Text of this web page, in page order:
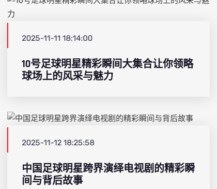
2025-11-11 18:14:00
10号足球明星精彩瞬间大集合让你领略
球场上的风采与魅力
2025-11-12 18:25:58
中国足球明星跨界演绎电视剧的精彩瞬
间与背后故事